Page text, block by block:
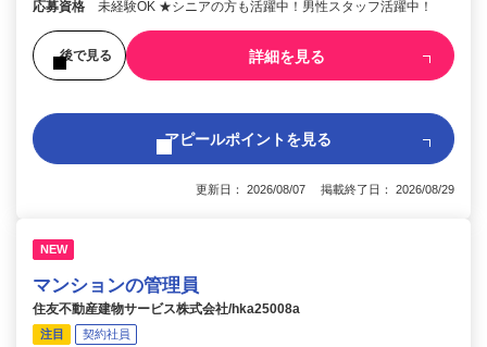
応募資格 未経験OK ★シニアの方も活躍中！男性スタッフ活躍中！
後で見る 詳細を見る
アピールポイントを見る
更新日： 2026/08/07 掲載終了日： 2026/08/29
NEW
マンションの管理員
住友不動産建物サービス株式会社/hka25008a
注目 契約社員